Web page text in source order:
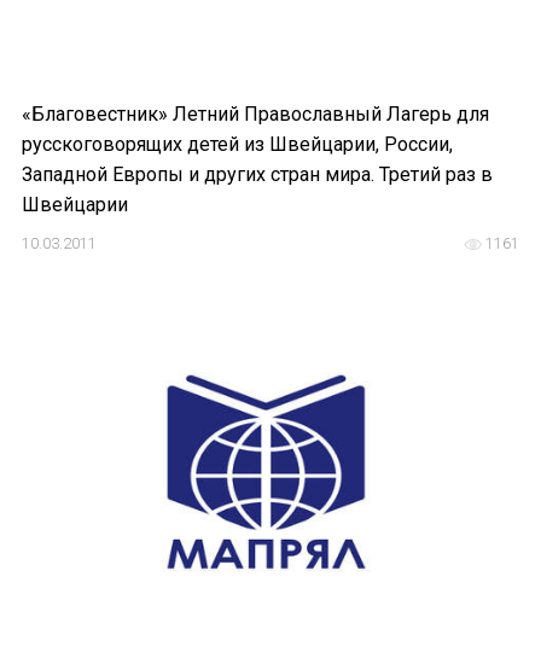
ПРОЕКТЫ
Научно-практические семинары по
Семинар в Абу-Даби: Русский язык и
Комплексное исследование
Международный форум TERRA RUSISTICA в
«Вопросы русского языка в юридических
«Благовестник» Летний Православный Лагерь для
русскоговорящих детей из Швейцарии, России,
Западной Европы и других стран мира. Третий раз в
Швейцарии
1161
10.03.2011